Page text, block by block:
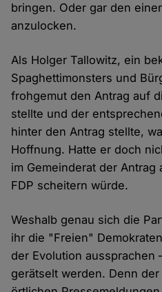
bringen. Oder gar den
anzulocken.
Als Holger Tallowitz, ein
Spaghettimonsters und
frohgemut den Antrag auf
stellte und der
hinter den Antrag stellte,
Hoffnung. Hatte er doch
im Gemeinderat der Antrag
FDP scheitern würde.
Weshalb genau sich die
ihr die "Freien"
der Evolution aussprachen
gerätselt werden. Denn